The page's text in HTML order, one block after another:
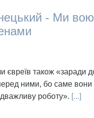
- Ми
євреїв також «заради
ними, бо саме вони
роботу». [...]